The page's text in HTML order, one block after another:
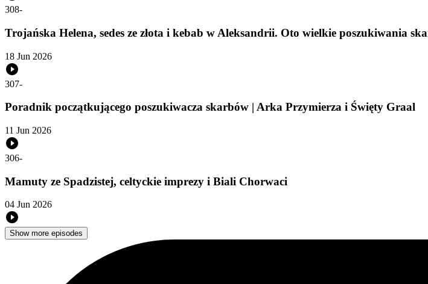
308-
Trojańska Helena, sedes ze złota i kebab w Aleksandrii. Oto wielkie poszukiwania
18 Jun 2026
307-
Poradnik początkującego poszukiwacza skarbów | Arka Przymierza i Święty Graal
11 Jun 2026
306-
Mamuty ze Spadzistej, celtyckie imprezy i Biali Chorwaci
04 Jun 2026
Show more episodes